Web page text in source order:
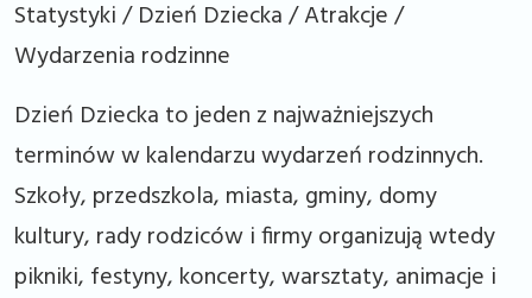
Statystyki / Dzień Dziecka / Atrakcje /
Wydarzenia rodzinne
Dzień Dziecka to jeden z najważniejszych
terminów w kalendarzu wydarzeń rodzinnych.
Szkoły, przedszkola, miasta, gminy, domy
kultury, rady rodziców i firmy organizują wtedy
pikniki, festyny, koncerty, warsztaty, animacje i